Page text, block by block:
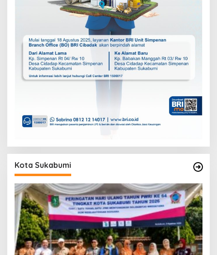
Kota Sukabumi